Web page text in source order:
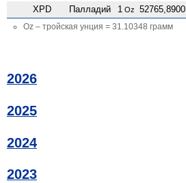
XPD Палладий 1 Oz 52765,8900
Oz – тройская унция = 31.10348 грамм
2026
2025
2024
2023